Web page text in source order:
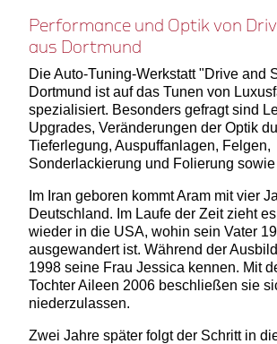
Performance und Optik von
aus Dortmund
Die Auto-Tuning-Werkstatt "Drive and
Dortmund ist auf das Tunen von
spezialisiert. Besonders gefragt sind
Upgrades, Veränderungen der Optik
Tieferlegung, Auspuffanlagen, Felgen,
Sonderlackierung und Folierung
Im Iran geboren kommt Aram mit vier
Deutschland. Im Laufe der Zeit zieht
wieder in die USA, wohin sein Vater
ausgewandert ist. Während der
1998 seine Frau Jessica kennen. Mit
Tochter Aileen 2006 beschließen sie
niederzulassen.
Zwei Jahre später folgt der Schritt in